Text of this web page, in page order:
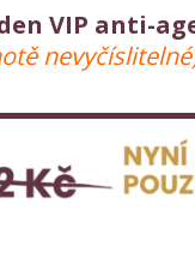
VIP anti-